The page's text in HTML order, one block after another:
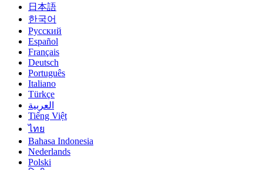
日本語
한국어
Русский
Español
Français
Deutsch
Português
Italiano
Türkçe
العربية
Tiếng Việt
ไทย
Bahasa Indonesia
Nederlands
Polski